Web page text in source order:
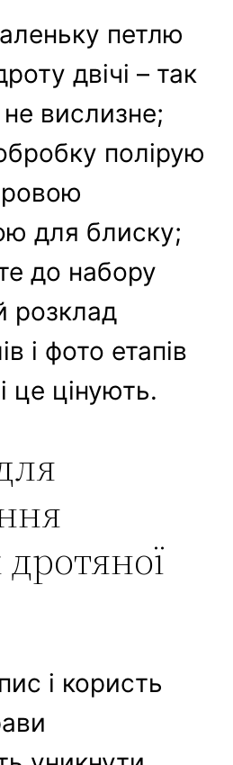
петлю
двічі – так
не вислизне;
полірую
для блиску;
до набору
розклад
і фото етапів
це цінують.
і користь